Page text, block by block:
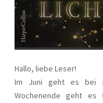
Hallo, liebe Leser!
Im Juni geht es bei
Wochenende geht